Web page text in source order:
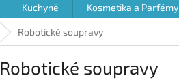
Kuchyně Kosmetika a Parfémy
Robotické soupravy
Robotické soupravy